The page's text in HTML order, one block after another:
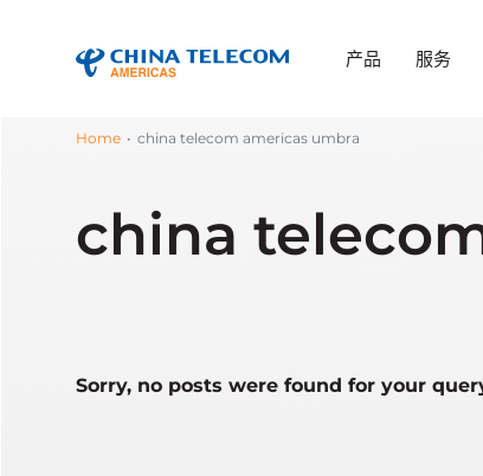
产品 服务
Home china telecom americas umbra
china
Sorry, no posts were found for your